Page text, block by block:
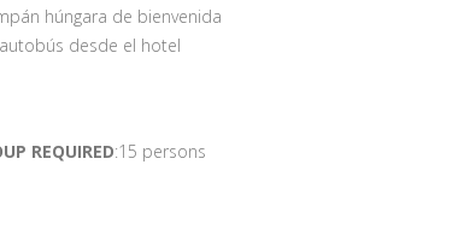
húngara de bienvenida
desde el hotel
REQUIRED:15 persons